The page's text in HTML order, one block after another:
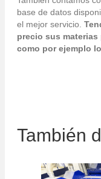
base de datos
el mejor servicio.
precio sus
como por ejemplo
También